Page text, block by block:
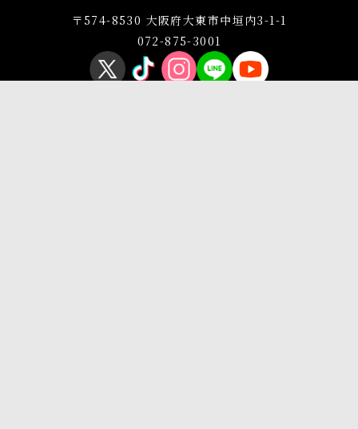
〒574-8530 大阪府大東市中垣内3-1-1
072-875-3001